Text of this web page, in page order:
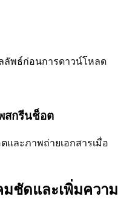
ลัพธ์ก่อนการดาวน์โหลด
สกรีนช็อต
และภาพถ่ายเอกสารเมื่อ
ชัดและเพิ่มความ